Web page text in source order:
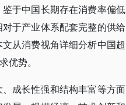
于中国长期存在消费率偏低
于产业体系配套完整的供给
从消费视角详细分析中国超
优势。
成长性强和结构丰富等方面